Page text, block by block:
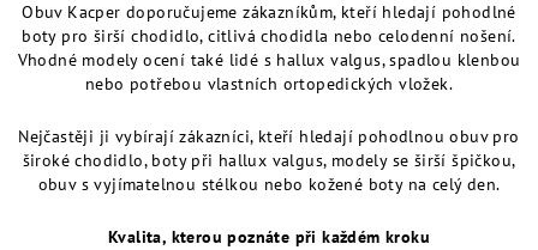
Obuv Kacper doporučujeme zákazníkům, kteří hledají pohodlné
boty pro širší chodidlo, citlivá chodidla nebo celodenní nošení.
Vhodné modely ocení také lidé s hallux valgus, spadlou klenbou
nebo potřebou vlastních ortopedických vložek.
Nejčastěji ji vybírají zákazníci, kteří hledají pohodlnou obuv pro
široké chodidlo, boty při hallux valgus, modely se širší špičkou,
obuv s vyjímatelnou stélkou nebo kožené boty na celý den.
Kvalita, kterou poznáte při každém kroku